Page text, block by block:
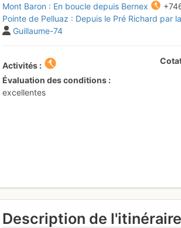
Mont Baron : En boucle depuis Bernex
Pointe de Pelluaz : Depuis le Pré Richard par
Guillaume-74
Activités
Évaluation des conditions
excellentes
Description de l'itinéraire